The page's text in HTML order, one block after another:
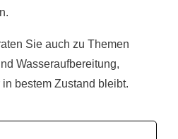
Sie auch zu Themen
Wasseraufbereitung,
bestem Zustand bleibt.